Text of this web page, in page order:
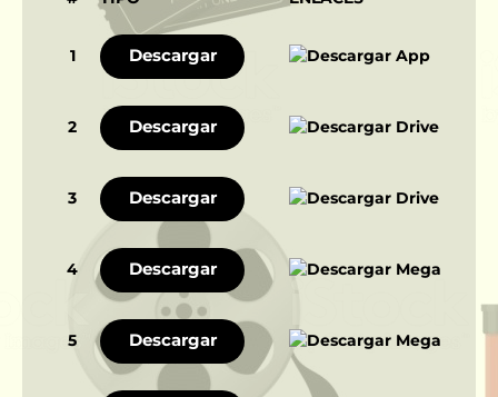
1 Descargar
2 Descargar
3 Descargar
4 Descargar
5 Descargar